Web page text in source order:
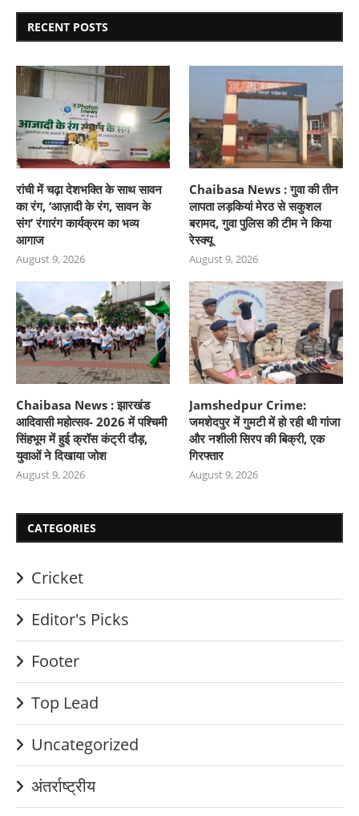
RECENT POSTS
रांची में चढ़ा देशभक्ति के साथ सावन
का रंग, ‘आज़ादी के रंग, सावन के
संग’ रंगारंग कार्यक्रम का भव्य
आगाज
August 9, 2026
Chaibasa News : गुवा की तीन
लापता लड़कियां मेरठ से सकुशल
बरामद, गुवा पुलिस की टीम ने किया
रेस्क्यू
August 9, 2026
Chaibasa News : झारखंड
आदिवासी महोत्सव- 2026 में पश्चिमी
सिंहभूम में हुई क्रॉस कंट्री दौड़,
युवाओं ने दिखाया जोश
August 9, 2026
Jamshedpur Crime:
जमशेदपुर में गुमटी में हो रही थी गांजा
और नशीली सिरप की बिक्री, एक
गिरफ्तार
August 9, 2026
CATEGORIES
Cricket
Editor's Picks
Footer
Top Lead
Uncategorized
अंतर्राष्ट्रीय